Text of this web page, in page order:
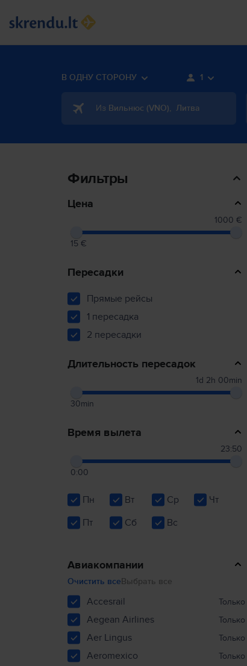
В ОДНУ СТОРОНУ 1
Из Вильнюс (VNO), Литва
Фильтры
Цена
15 €
1000 €
Пересадки
Прямые рейсы
1 пересадка
2 пересадки
Длительность пересадок
30min
1d 2h 00min
Время вылета
0:00
23:50
Пн Вт Ср
Чт
Пт
Сб Вс
Авиакомпании
Очистить всеВыбрать все
Accesrail Только
Aegean Airlines Только
Aer Lingus Только
Aeromexico Только